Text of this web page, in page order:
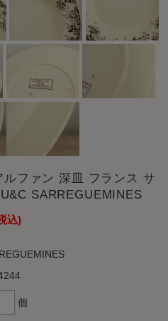
ファン 深皿 フランス サ
SARREGUEMINES
込)
個